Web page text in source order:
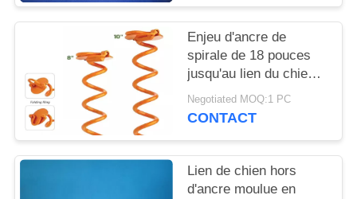
Enjeu d'ancre de
spirale de 18 pouces
jusqu'au lien du chien
500lbs
Negotiated MOQ:1 PC
CONTACT
Lien de chien hors
d'ancre moulue en